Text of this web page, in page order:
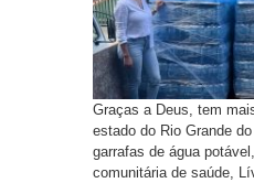
Graças a Deus, tem
estado do Rio Grande
garrafas de água
comunitária de saúde,